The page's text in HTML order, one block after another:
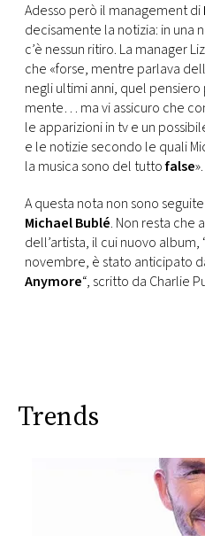
Adesso però il management di
decisamente la notizia: in una
c’è nessun ritiro. La manager
che «forse, mentre parlava
negli ultimi anni, quel
mente… ma vi assicuro che
le apparizioni in tv e un
e le notizie secondo le quali
la musica sono del tuttofalse».
A questa nota non sono
Michael Bublé. Non resta che
dell’artista, il cui nuovo album,
novembre, è stato anticipato
Anymore“, scritto da Charlie
Trends